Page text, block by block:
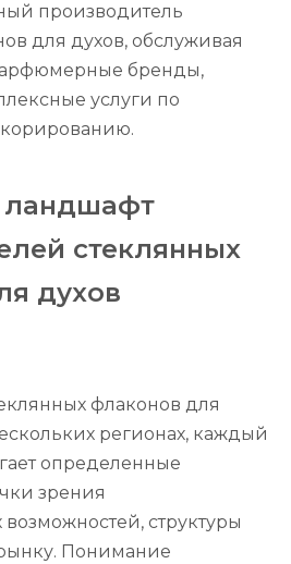
производитель
для духов, обслуживая
бренды,
услуги по
ландшафт
стеклянных
духов
флаконов для
регионах, каждый
определенные
зрения
структуры
рынку. Понимание